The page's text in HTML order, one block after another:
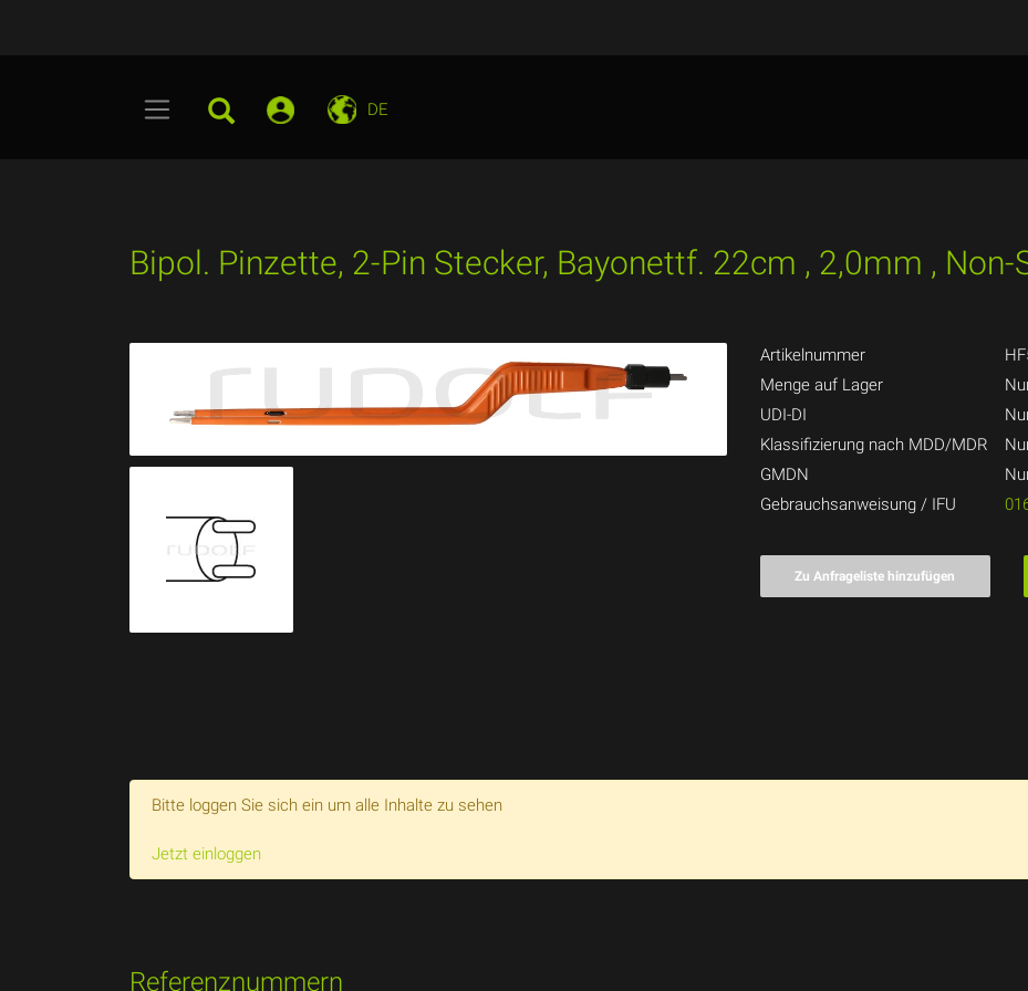
DE
Bipol. Pinzette, 2-Pin Stecker, Bayonettf. 22cm , 2,0mm , Non-
Artikelnummer
Menge auf Lager
UDI-DI
Klassifizierung nach MDD/MDR
GMDN
Gebrauchsanweisung / IFU
Zu Anfrageliste hinzufügen
Bitte loggen Sie sich ein um alle Inhalte zu sehen
Jetzt einloggen
Referenznummern